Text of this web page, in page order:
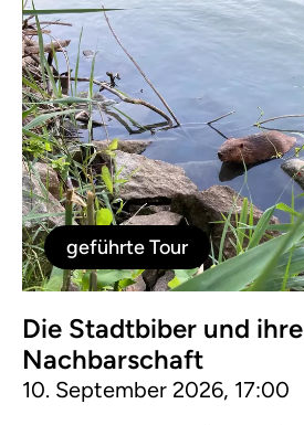
geführte Tour
Die Stadtbiber und ihre
Nachbarschaft
10. September 2026, 17:00